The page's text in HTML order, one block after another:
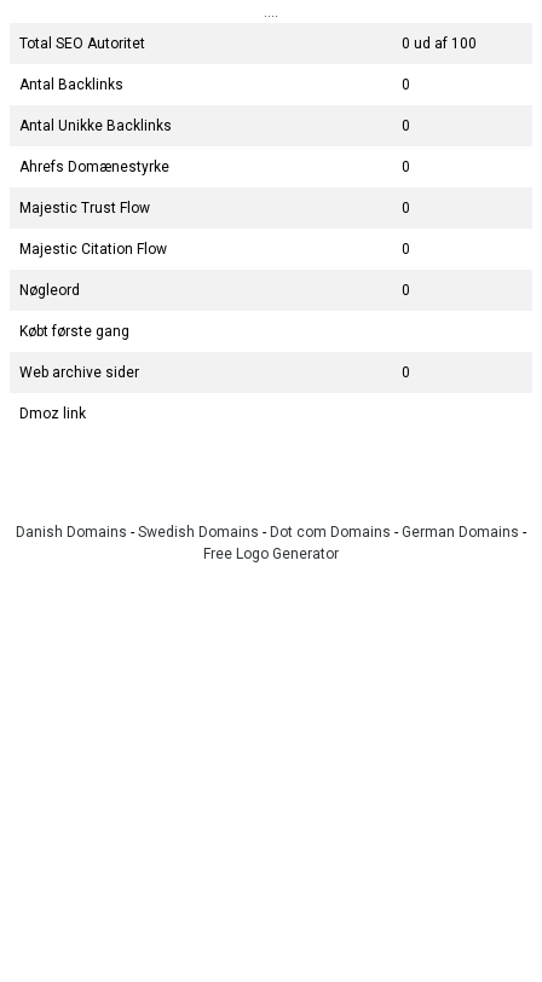
....
Total SEO Autoritet
0 ud af 100
Antal Backlinks 0
Antal Unikke Backlinks 0
Ahrefs Domænestyrke 0
Majestic Trust Flow 0
Majestic Citation Flow 0
Nøgleord 0
Købt første gang
Web archive sider 0
Dmoz link
Danish Domains - Swedish Domains - Dot com Domains - German Domains -
Free Logo Generator